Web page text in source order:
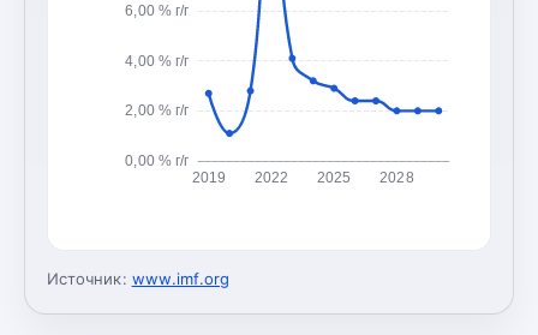
0,00 % г/г
2,00 % г/г
4,00 % г/г
6,00 % г/г
2019 2022 2025 2028
Источник: www.imf.org